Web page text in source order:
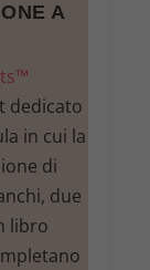
A
dedicato
in cui la
di
due
libro